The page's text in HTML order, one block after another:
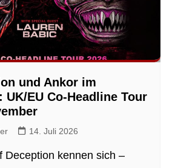
und Ankor im
UK/EU Co-Headline Tour
14. Juli 2026
Deception kennen sich –